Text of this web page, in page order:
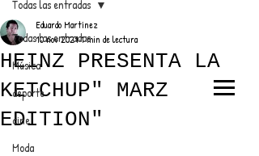
EL TRENDY TOP
CON EDDY MARTINEZ
Todas las entradas
Música
deporte
cine
Moda
Todas las entradas
HEINZ PRESENTA LA
KETCHUP" MARZ
EDITION"
Eduardo Martínez
10 nov 20211 min de lectura